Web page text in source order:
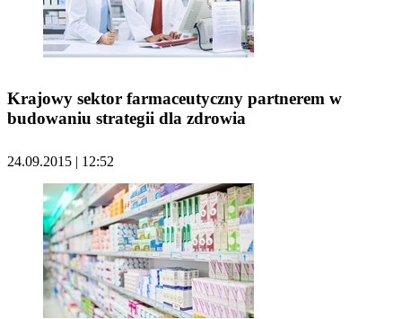
Krajowy sektor farmaceutyczny partnerem w
budowaniu strategii dla zdrowia
24.09.2015 | 12:52